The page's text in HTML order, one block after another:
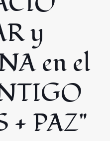
y
en el
+ PAZ"